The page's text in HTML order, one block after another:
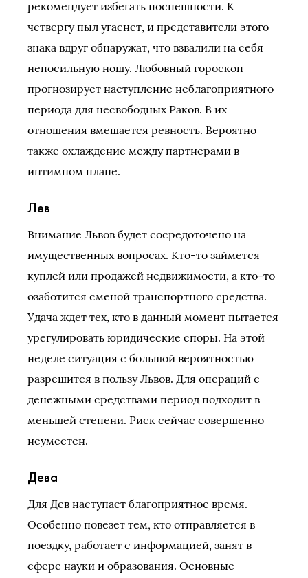
рекомендует избегать поспешности. К
четвергу пыл угаснет, и представители этого
знака вдруг обнаружат, что взвалили на себя
непосильную ношу. Любовный гороскоп
прогнозирует наступление неблагоприятного
периода для несвободных Раков. В их
отношения вмешается ревность. Вероятно
также охлаждение между партнерами в
интимном плане.
Лев
Внимание Львов будет сосредоточено на
имущественных вопросах. Кто-то займется
куплей или продажей недвижимости, а кто-то
озаботится сменой транспортного средства.
Удача ждет тех, кто в данный момент пытается
урегулировать юридические споры. На этой
неделе ситуация с большой вероятностью
разрешится в пользу Львов. Для операций с
денежными средствами период подходит в
меньшей степени. Риск сейчас совершенно
неуместен.
Дева
Для Дев наступает благоприятное время.
Особенно повезет тем, кто отправляется в
поездку, работает с информацией, занят в
сфере науки и образования. Основные